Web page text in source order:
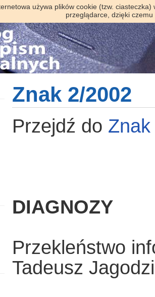
używa plików cookie (tzw.
przeglądarce, dzięki
Znak 2/2002
Przejdź do
DIAGNOZY
Przekleństwo
Tadeusz